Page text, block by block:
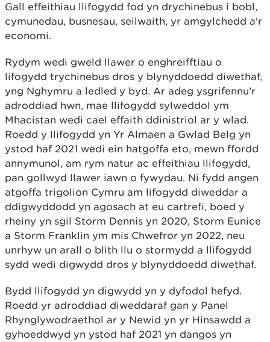
Gall effeithiau llifogydd fod yn drychinebus i bobl,
cymunedau, busnesau, seilwaith, yr amgylchedd a'r
economi.
Rydym wedi gweld llawer o enghreifftiau o
lifogydd trychinebus dros y blynyddoedd diwethaf,
yng Nghymru a ledled y byd. Ar adeg ysgrifennu’r
adroddiad hwn, mae llifogydd sylweddol ym
Mhacistan wedi cael effaith ddinistriol ar y wlad.
Roedd y llifogydd yn Yr Almaen a Gwlad Belg yn
ystod haf 2021 wedi ein hatgoffa eto, mewn ffordd
annymunol, am rym natur ac effeithiau llifogydd,
pan gollwyd llawer iawn o fywydau. Ni fydd angen
atgoffa trigolion Cymru am lifogydd diweddar a
ddigwyddodd yn agosach at eu cartrefi, boed y
rheiny yn sgil Storm Dennis yn 2020, Storm Eunice
a Storm Franklin ym mis Chwefror yn 2022, neu
unrhyw un arall o blith llu o stormydd a llifogydd
sydd wedi digwydd dros y blynyddoedd diwethaf.
Bydd llifogydd yn digwydd yn y dyfodol hefyd.
Roedd yr adroddiad diweddaraf gan y Panel
Rhynglywodraethol ar y Newid yn yr Hinsawdd a
gyhoeddwyd yn ystod haf 2021 yn dangos yn